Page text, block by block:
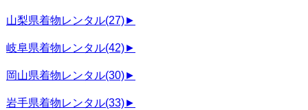
山梨県着物レンタル(27)►
岐阜県着物レンタル(42)►
岡山県着物レンタル(30)►
岩手県着物レンタル(33)►